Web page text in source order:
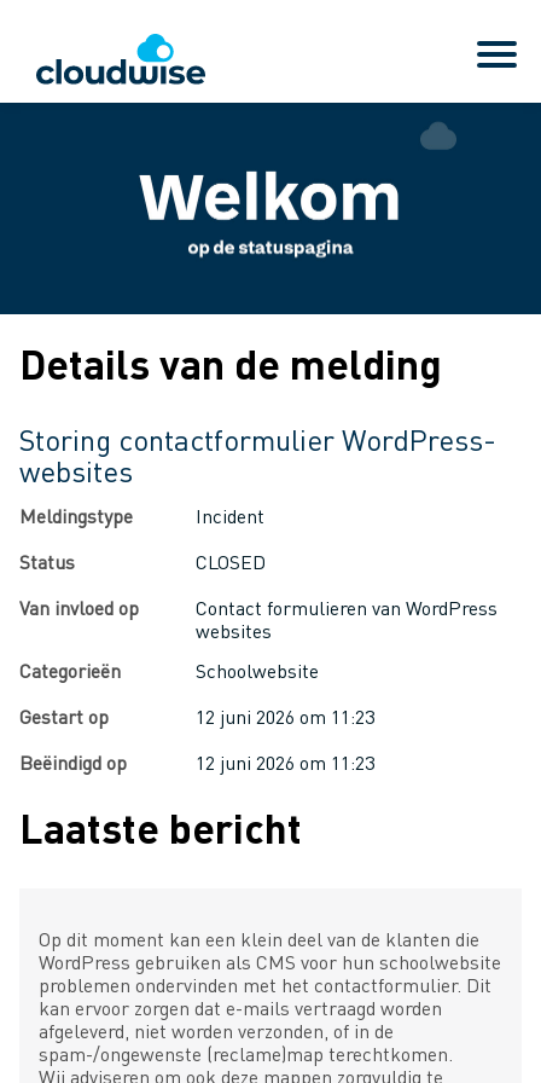
Details van de melding
Storing contactformulier WordPress-
websites
Meldingstype
Incident
Status
CLOSED
Van invloed op
Contact formulieren van WordPress
websites
Categorieën
Schoolwebsite
Gestart op
12 juni 2026 om 11:23
Beëindigd op
12 juni 2026 om 11:23
Laatste bericht
Op dit moment kan een klein deel van de klanten die
WordPress gebruiken als CMS voor hun schoolwebsite
problemen ondervinden met het contactformulier. Dit
kan ervoor zorgen dat e-mails vertraagd worden
afgeleverd, niet worden verzonden, of in de
spam-/ongewenste (reclame)map terechtkomen.
Wij adviseren om ook deze mappen zorgvuldig te